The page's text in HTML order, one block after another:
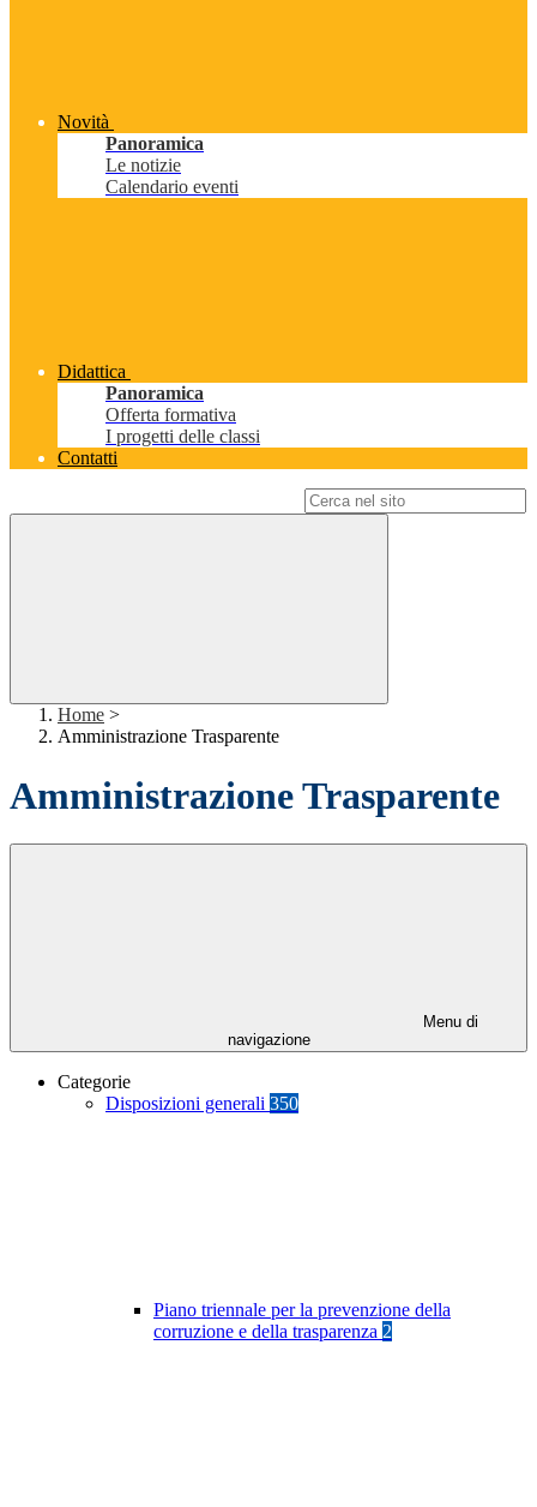
Novità
Panoramica
Le notizie
Calendario eventi
Didattica
Panoramica
Offerta formativa
I progetti delle classi
Contatti
Home >
Amministrazione Trasparente
Amministrazione Trasparente
Menu di
navigazione
Categorie
Disposizioni generali 350
Piano triennale per la prevenzione della
corruzione e della trasparenza 2